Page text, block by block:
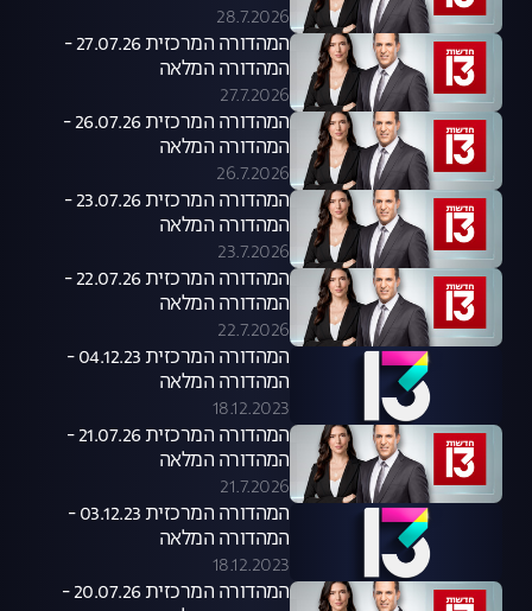
28.7.2026
המהדורה המרכזית 27.07.26 -
המהדורה המלאה
27.7.2026
המהדורה המרכזית 26.07.26 -
המהדורה המלאה
26.7.2026
המהדורה המרכזית 23.07.26 -
המהדורה המלאה
23.7.2026
המהדורה המרכזית 22.07.26 -
המהדורה המלאה
22.7.2026
המהדורה המרכזית 04.12.23 -
המהדורה המלאה
18.12.2023
המהדורה המרכזית 21.07.26 -
המהדורה המלאה
21.7.2026
המהדורה המרכזית 03.12.23 -
המהדורה המלאה
18.12.2023
המהדורה המרכזית 20.07.26 -